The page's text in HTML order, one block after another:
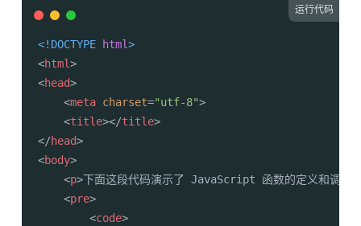
运行代码
<!DOCTYPE html>
<html>
<head>
<meta charset="utf-8">
<title></title>
</head>
<body>
<p>下面这段代码演示了 JavaScript 函数的定义和调用
<pre>
<code>